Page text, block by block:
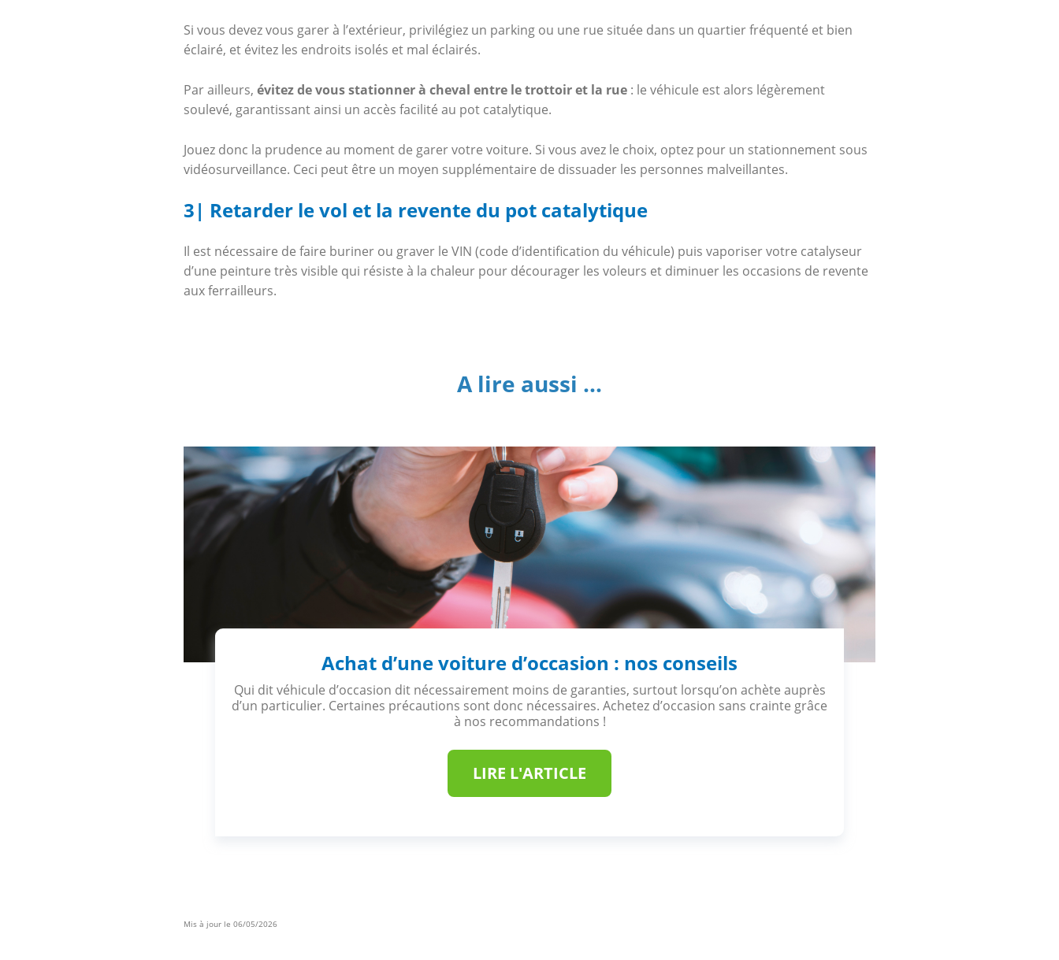
Si vous devez vous garer à l’extérieur, privilégiez un parking ou une rue située dans un quartier fréquenté et bien
éclairé, et évitez les endroits isolés et mal éclairés.
Par ailleurs, évitez de vous stationner à cheval entre le trottoir et la rue : le véhicule est alors légèrement
soulevé, garantissant ainsi un accès facilité au pot catalytique.
Jouez donc la prudence au moment de garer votre voiture. Si vous avez le choix, optez pour un stationnement sous
vidéosurveillance. Ceci peut être un moyen supplémentaire de dissuader les personnes malveillantes.
3| Retarder le vol et la revente du pot catalytique
Il est nécessaire de faire buriner ou graver le VIN (code d’identification du véhicule) puis vaporiser votre catalyseur
d’une peinture très visible qui résiste à la chaleur pour décourager les voleurs et diminuer les occasions de revente
aux ferrailleurs.
A lire aussi ...
Achat d’une voiture d’occasion : nos conseils
Qui dit véhicule d’occasion dit nécessairement moins de garanties, surtout lorsqu’on achète auprès
d’un particulier. Certaines précautions sont donc nécessaires. Achetez d’occasion sans crainte grâce
à nos recommandations !
LIRE L'ARTICLE
Mis à jour le 06/05/2026